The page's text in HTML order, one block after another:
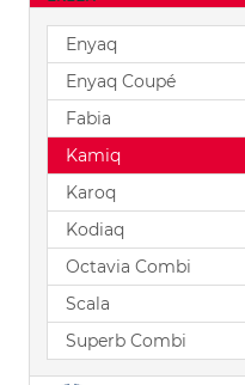
Enyaq
Enyaq Coupé
Fabia
Kamiq
Karoq
Kodiaq
Octavia Combi
Scala
Superb Combi